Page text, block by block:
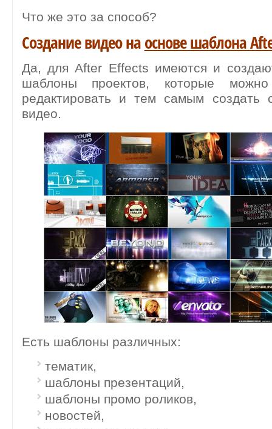
Что же это за способ?
Создание видео наоснове шаблона
Да, для After Effects имеются и
шаблоны проектов, которые
редактировать и тем самым создать
видео.
Есть шаблоны различных:
тематик,
шаблоны презентаций,
шаблоны промо роликов,
новостей,